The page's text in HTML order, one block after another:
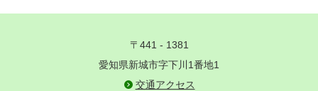
〒441 - 1381
愛知県新城市字下川1番地1
交通アクセス